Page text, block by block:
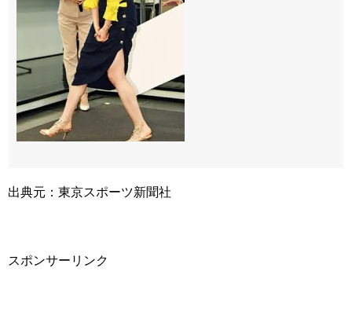
出典元：東京スポーツ新聞社
スポンサーリンク